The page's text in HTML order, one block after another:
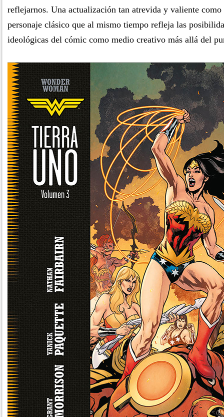
reflejarnos. Una actualización tan atrevida y valiente como
personaje clásico que al mismo tiempo refleja las
ideológicas del cómic como medio creativo más allá del